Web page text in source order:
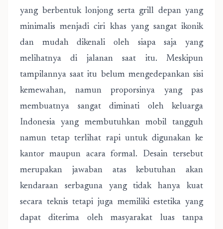
yang berbentuk lonjong serta grill depan yang
minimalis menjadi ciri khas yang sangat ikonik
dan mudah dikenali oleh siapa saja yang
melihatnya di jalanan saat itu. Meskipun
tampilannya saat itu belum mengedepankan sisi
kemewahan, namun proporsinya yang pas
membuatnya sangat diminati oleh keluarga
Indonesia yang membutuhkan mobil tangguh
namun tetap terlihat rapi untuk digunakan ke
kantor maupun acara formal. Desain tersebut
merupakan jawaban atas kebutuhan akan
kendaraan serbaguna yang tidak hanya kuat
secara teknis tetapi juga memiliki estetika yang
dapat diterima oleh masyarakat luas tanpa